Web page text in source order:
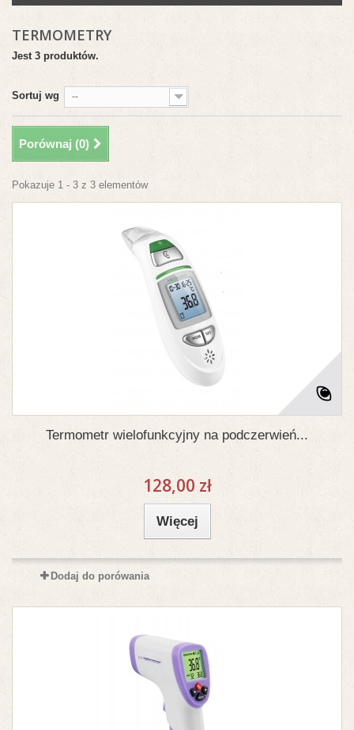
TERMOMETRY
Jest 3 produktów.
Sortuj wg --
Porównaj (0)
Pokazuje 1 - 3 z 3 elementów
Termometr wielofunkcyjny na podczerwień...
128,00 zł
Więcej
Dodaj do porówania